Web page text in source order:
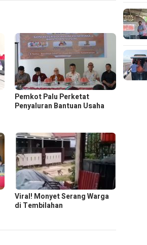
Pemkot Palu Perketat
Penyaluran Bantuan Usaha
Viral! Monyet Serang Warga
di Tembilahan